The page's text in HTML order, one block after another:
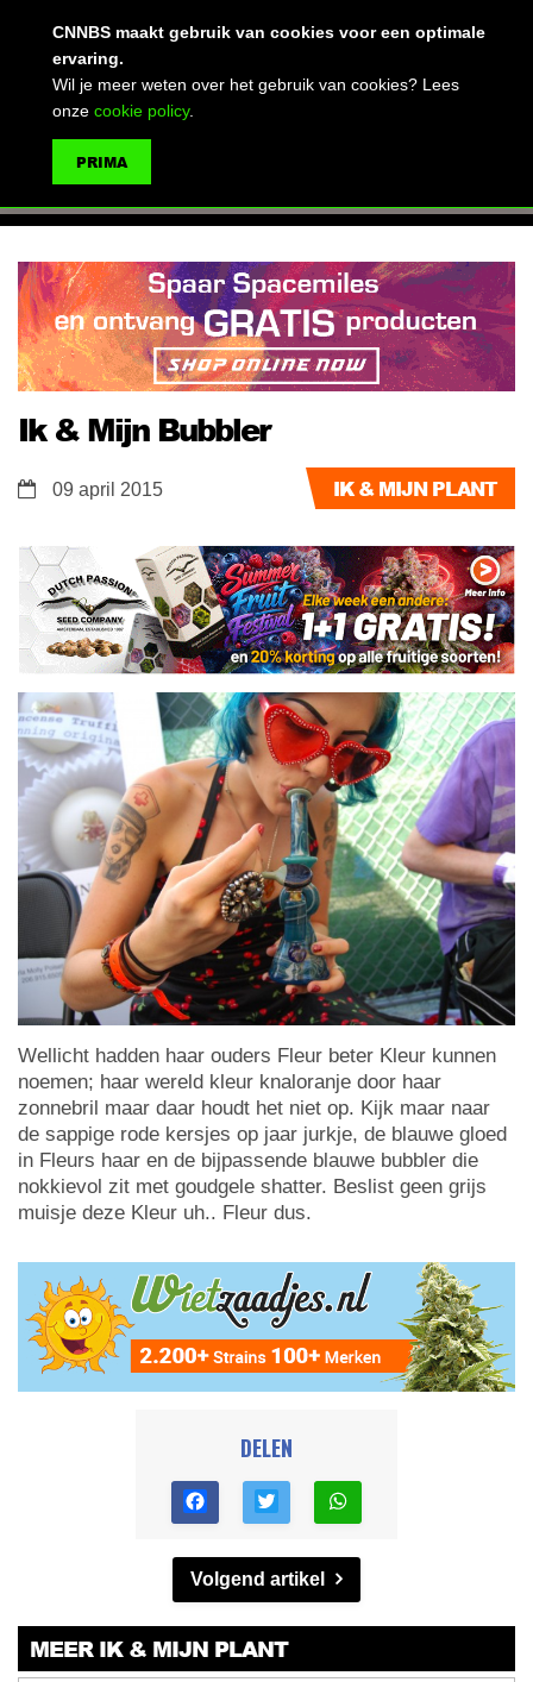
Ik & Mijn Bubbler
IK & MIJN PLANT
09 april 2015
Wellicht hadden haar ouders Fleur beter Kleur kunnen
noemen; haar wereld kleur knaloranje door haar
zonnebril maar daar houdt het niet op. Kijk maar naar
de sappige rode kersjes op jaar jurkje, de blauwe gloed
in Fleurs haar en de bijpassende blauwe bubbler die
nokkievol zit met goudgele shatter. Beslist geen grijs
muisje deze Kleur uh.. Fleur dus.
DELEN
Volgend artikel
MEER IK & MIJN PLANT
CNNBS maakt gebruik van cookies voor een optimale
ervaring.
Wil je meer weten over het gebruik van cookies? Lees
onze cookie policy.
PRIMA